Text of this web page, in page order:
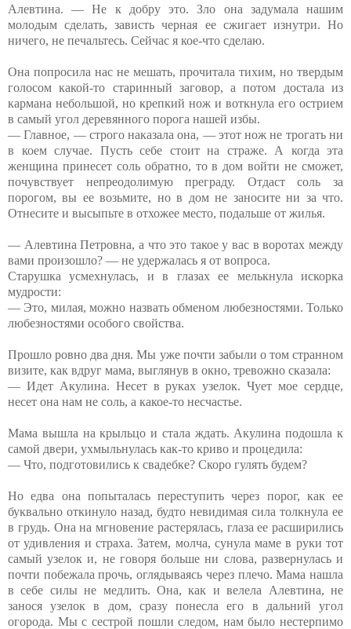
Алевтина. — Не к добру это. Зло она задумала нашим
молодым сделать, зависть черная ее сжигает изнутри. Но
ничего, не печальтесь. Сейчас я кое-что сделаю.
Она попросила нас не мешать, прочитала тихим, но твердым
голосом какой-то старинный заговор, а потом достала из
кармана небольшой, но крепкий нож и воткнула его острием
в самый угол деревянного порога нашей избы.
— Главное, — строго наказала она, — этот нож не трогать ни
в коем случае. Пусть себе стоит на страже. А когда эта
женщина принесет соль обратно, то в дом войти не сможет,
почувствует непреодолимую преграду. Отдаст соль за
порогом, вы ее возьмите, но в дом не заносите ни за что.
Отнесите и высыпьте в отхожее место, подальше от жилья.
— Алевтина Петровна, а что это такое у вас в воротах между
вами произошло? — не удержалась я от вопроса.
Старушка усмехнулась, и в глазах ее мелькнула искорка
мудрости:
— Это, милая, можно назвать обменом любезностями. Только
любезностями особого свойства.
Прошло ровно два дня. Мы уже почти забыли о том странном
визите, как вдруг мама, выглянув в окно, тревожно сказала:
— Идет Акулина. Несет в руках узелок. Чует мое сердце,
несет она нам не соль, а какое-то несчастье.
Мама вышла на крыльцо и стала ждать. Акулина подошла к
самой двери, ухмыльнулась как-то криво и процедила:
— Что, подготовились к свадебке? Скоро гулять будем?
Но едва она попыталась переступить через порог, как ее
буквально откинуло назад, будто невидимая сила толкнула ее
в грудь. Она на мгновение растерялась, глаза ее расширились
от удивления и страха. Затем, молча, сунула маме в руки тот
самый узелок и, не говоря больше ни слова, развернулась и
почти побежала прочь, оглядываясь через плечо. Мама нашла
в себе силы не медлить. Она, как и велела Алевтина, не
занося узелок в дом, сразу понесла его в дальний угол
огорода. Мы с сестрой пошли следом, нам было нестерпимо